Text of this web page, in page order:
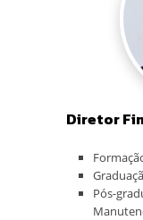
Diretor
Pós-